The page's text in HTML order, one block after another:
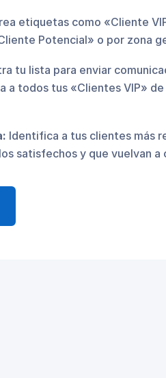
etiquetas como «Cliente
Potencial» o por zona
tu lista para enviar
a todos tus «Clientes VIP» de
Identifica a tus clientes más
satisfechos y que vuelvan